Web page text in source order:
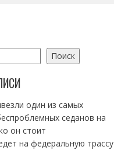
Поиск
один из самых
седанов на
он стоит
на федеральную трассу